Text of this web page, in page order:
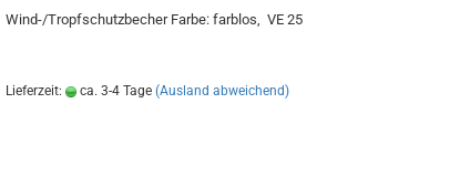
Wind-/Tropfschutzbecher Farbe: farblos, VE 25
Lieferzeit: ca. 3-4 Tage (Ausland abweichend)